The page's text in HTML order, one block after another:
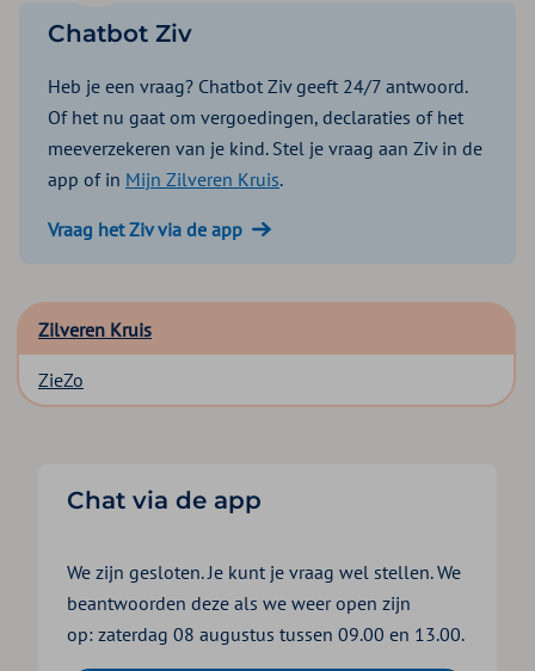
Chatbot Ziv
Heb je een vraag? Chatbot Ziv geeft 24/7 antwoord.
Of het nu gaat om vergoedingen, declaraties of het
meeverzekeren van je kind. Stel je vraag aan Ziv in de
app of in Mijn Zilveren Kruis.
Vraag het Ziv via de app
Zilveren Kruis
ZieZo
Chat via de app
We zijn gesloten. Je kunt je vraag wel stellen. We
beantwoorden deze als we weer open zijn
op: zaterdag 08 augustus tussen 09.00 en 13.00.